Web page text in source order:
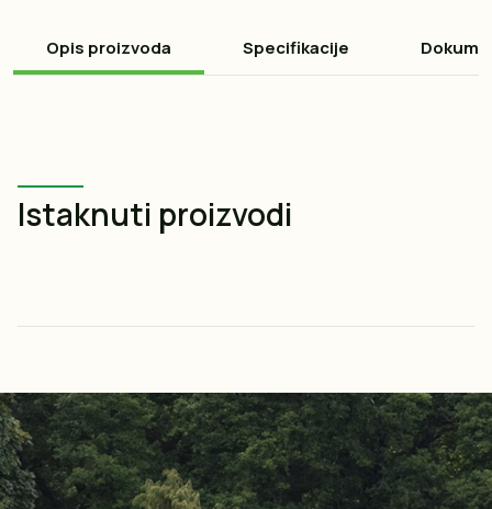
Opis proizvoda Specifikacije
Istaknuti proizvodi